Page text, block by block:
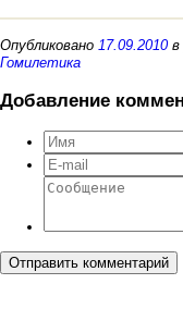
Опубликовано 17.09.2010в
Гомилетика
Добавление
Отправить комментарий